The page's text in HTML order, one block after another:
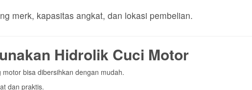
pada usaha cuci motor Anda.
Cuci Motor
pelanggan Anda banyak menggunakan motor besar, pilih tipe X.